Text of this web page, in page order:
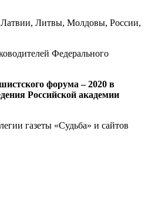
Литвы, Молдовы, России,
Федерального
форума – 2020 в
Российской академии
газеты «Судьба» и сайтов